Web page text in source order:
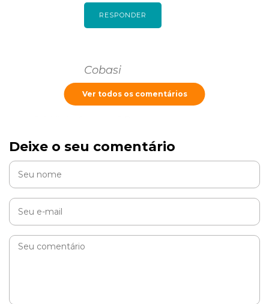
RESPONDER
Cobasi
o tratamento mais adequado. =)
Ver todos os comentários
Deixe o seu comentário